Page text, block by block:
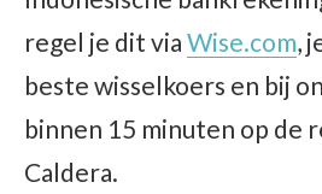
regel je dit via Wise.com,
beste wisselkoers en bij
binnen 15 minuten op de
Caldera.